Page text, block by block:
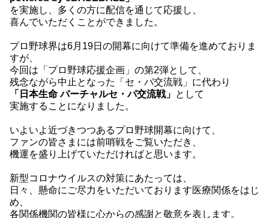
を実施し、多くの方に配信を通じて応援し、
喜んでいただくことができました。
プロ野球界は6月19日の開幕に向けて準備を進めておりま
すが、
今回は「プロ野球応援企画」の第2弾として、
残念ながら中止となった「セ・パ交流戦」に代わり
「日本生命 バーチャルセ・パ交流戦」 として
実施することになりました。
いよいよ近づきつつあるプロ野球開幕に向けて、
ファンの皆さまには前哨戦をご覧いただき、
機運を盛り上げていただければと思います。
新型コロナウイルスの対策にあたっては、
日々、懸命にご尽力をいただいております医療関係をはじ
め、
各関係機関の皆様に心からの感謝と敬意を表します。